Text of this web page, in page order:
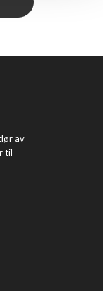
av
til